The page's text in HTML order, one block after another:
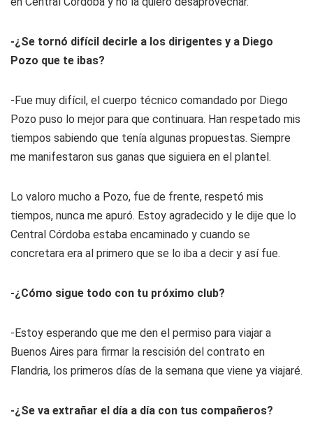
-¿Se tornó difícil decirle a los dirigentes y a Diego
Pozo que te ibas?
-Fue muy difícil, el cuerpo técnico comandado por Diego
Pozo puso lo mejor para que continuara. Han respetado mis
tiempos sabiendo que tenía algunas propuestas. Siempre
me manifestaron sus ganas que siguiera en el plantel.
Lo valoro mucho a Pozo, fue de frente, respetó mis
tiempos, nunca me apuró. Estoy agradecido y le dije que lo
Central Córdoba estaba encaminado y cuando se
concretara era al primero que se lo iba a decir y así fue.
-¿Cómo sigue todo con tu próximo club?
-Estoy esperando que me den el permiso para viajar a
Buenos Aires para firmar la rescisión del contrato en
Flandria, los primeros días de la semana que viene ya viajaré.
-¿Se va extrañar el día a día con tus compañeros?